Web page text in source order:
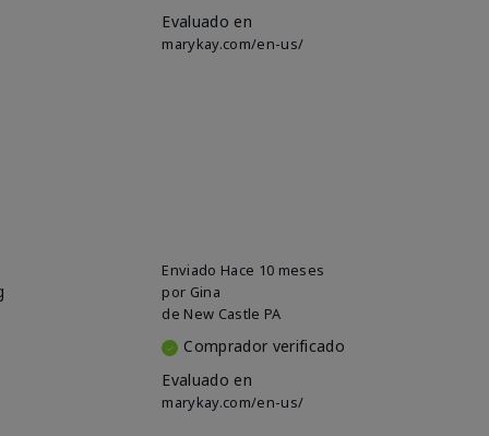
Evaluado en
marykay.com/en-us/
Enviado Hace 10 meses
por Gina
de New Castle PA
Comprador verificado
Evaluado en
marykay.com/en-us/